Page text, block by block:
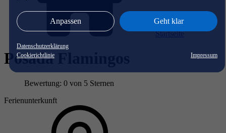
Anpassen Geht klar
Datenschutzerklärung
Cookierichtlinie
Impressum
Startseite
Posada Flamingos
Bewertung: 0 von 5 Sternen
Ferienunterkunft